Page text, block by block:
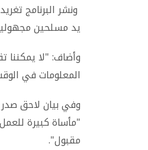
ونشر البرنامج
يد مسلحين
وأضاف: "لا يمكننا
المعلومات في
وفي بيان لاحق
"مأساة كبيرة
مقبول".